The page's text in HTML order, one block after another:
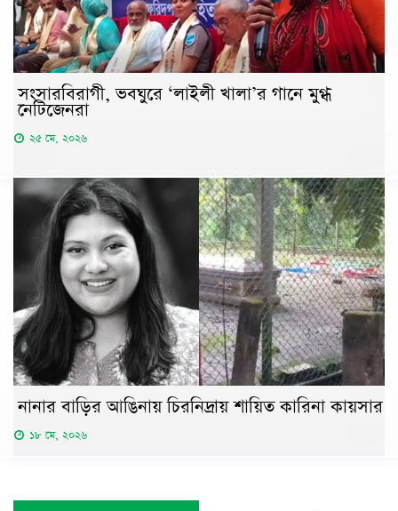
সংসারবিরাগী, ভবঘুরে ‘লাইলী খালা’র গানে মুগ্ধ
নেটিজেনরা
২৫ মে, ২০২৬
নানার বাড়ির আঙিনায় চিরনিদ্রায় শায়িত কারিনা কায়সার
১৮ মে, ২০২৬